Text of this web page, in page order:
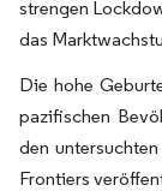
strengen
das
Die hohe
pazifischen
den
Frontiers